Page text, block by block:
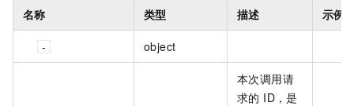
名称 类型 描述 示例
object
本次调用请
求的 ID，是